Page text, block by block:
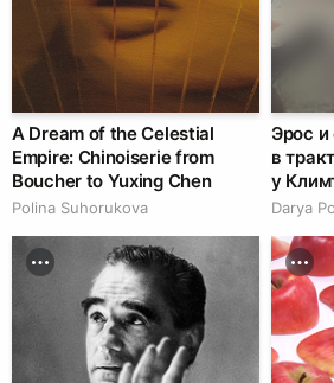
A Dream of the Celestial
Empire: Chinoiserie from
Boucher to Yuxing Chen
Polina Suhorukova
Эрос и
в
у
Darya